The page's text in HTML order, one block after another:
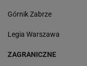
Górnik Zabrze
Legia Warszawa
ZAGRANICZNE